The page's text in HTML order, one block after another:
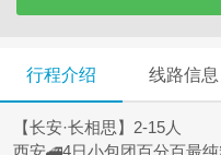
行程介绍 线路信息
【长安·长相思】2-15人
西安🚄4日小包团百分百最